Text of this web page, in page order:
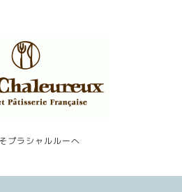
プラシャルルーへ